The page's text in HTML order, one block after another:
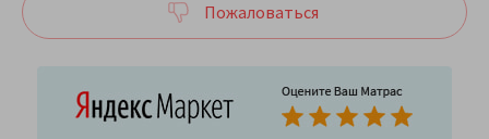
Пожаловаться